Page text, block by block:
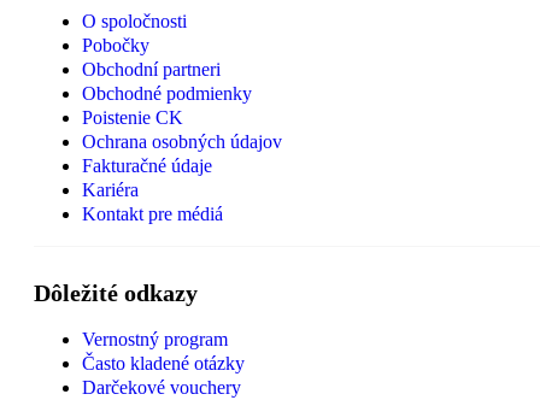
O spoločnosti
Pobočky
Obchodní partneri
Obchodné podmienky
Poistenie CK
Ochrana osobných údajov
Fakturačné údaje
Kariéra
Kontakt pre médiá
Dôležité odkazy
Vernostný program
Často kladené otázky
Darčekové vouchery